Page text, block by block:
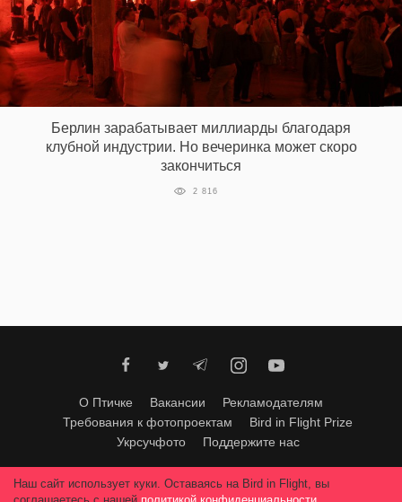
Берлин зарабатывает миллиарды благодаря
клубной индустрии. Но вечеринка может скоро
закончиться
2 816
О Птичке Вакансии
Рекламодателям
Требования к фотопроектам
Bird in Flight Prize
Укрсучфото
Поддержите нас
Любое использование материалов допускается только с согласия
редакции.© 2026, Bird In Flight.
Наш сайт использует куки. Оставаясь на Bird in Flight, вы